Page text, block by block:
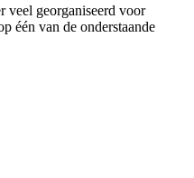
veel georganiseerd voor
één van de onderstaande